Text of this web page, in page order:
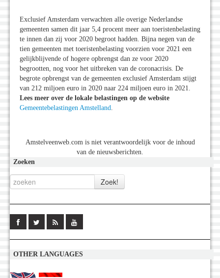
Exclusief Amsterdam verwachten alle overige Nederlandse
gemeenten samen dit jaar 5,4 procent meer aan toeristenbelasting
te innen dan zij voor 2020 begroot hadden. Bijna negen van de
tien gemeenten met toeristenbelasting voorzien voor 2021 een
gelijkblijvende of hogere opbrengst dan ze voor 2020
begrootten, nog voor het uitbreken van de coronacrisis. De
begrote opbrengst van de gemeenten exclusief Amsterdam stijgt
van 212 miljoen euro in 2020 naar 224 miljoen euro in 2021.
Lees meer over de lokale belastingen op de website
Gemeentebelastingen Amstelland.
Amstelveenweb.com is niet verantwoordelijk voor de inhoud
van de nieuwsberichten.
Zoeken
OTHER LANGUAGES